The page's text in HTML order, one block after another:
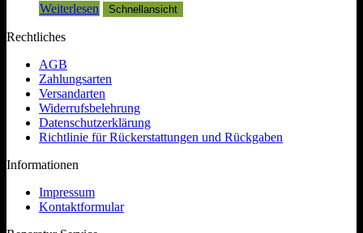
Weiterlesen
Schnellansicht
Rechtliches
AGB
Zahlungsarten
Versandarten
Widerrufsbelehrung
Datenschutzerklärung
Richtlinie für Rückerstattungen und Rückgaben
Informationen
Impressum
Kontaktformular